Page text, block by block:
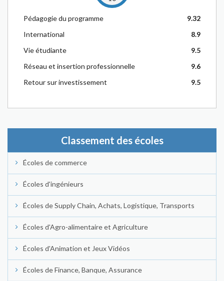
Pédagogie du programme
9.32
International
8.9
Vie étudiante
9.5
Réseau et insertion professionnelle
9.6
Retour sur investissement
9.5
Classement des écoles
Écoles de commerce
Écoles d'ingénieurs
Écoles de Supply Chain, Achats, Logistique, Transports
Écoles d'Agro-alimentaire et Agriculture
Écoles d'Animation et Jeux Vidéos
Écoles de Finance, Banque, Assurance